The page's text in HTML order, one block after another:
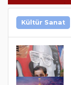
Kültür Sanat